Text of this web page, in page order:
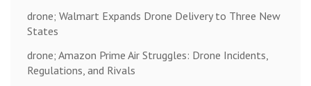
drone; Walmart Expands Drone Delivery to Three New
States
drone; Amazon Prime Air Struggles: Drone Incidents,
Regulations, and Rivals